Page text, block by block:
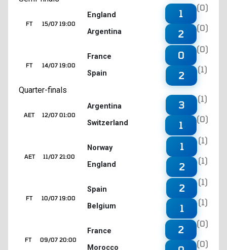
15/07 19:00
FT
England
Argentina
1
(0)
2
(0)
14/07 19:00
FT
France
Spain
0
(0)
2
(1)
Quarter-finals
12/07 01:00
AET
Argentina
Switzerland
3
(1)
1
(0)
11/07 21:00
AET
Norway
England
1
(1)
2
(1)
10/07 19:00
FT
Spain
Belgium
2
(1)
1
(1)
09/07 20:00
FT
France
Morocco
2
(0)
(0)